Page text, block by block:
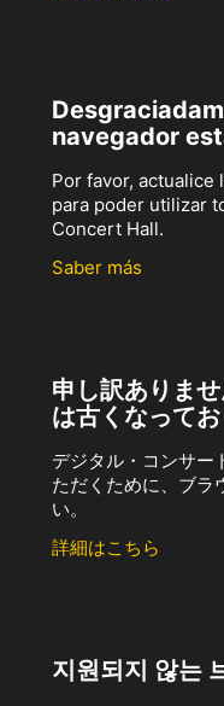
navegador
Por favor, actualice
para poder utilizar
Concert Hall.
Saber más
申し訳ありま
は古くなって
デジタル・コンサー
ただくために、ブラ
い。
詳細はこちら
지원되지 않는